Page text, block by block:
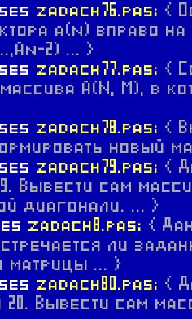
zadach76.pas; {
a(n) вправо
2) ... }
zadach77.pas; {
А(N, M), в
zadach78.pas; {
новый
zadach79.pas; {
Вывести сам
диагонали. ... }
zadach8.pas; {
ли
матрицы ... }
zadach80.pas; {
20. Вывести сам